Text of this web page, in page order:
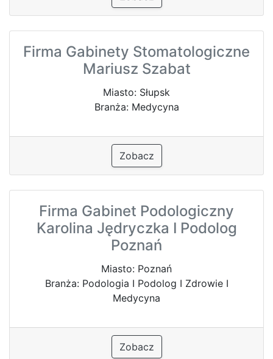
Firma Gabinety Stomatologiczne
Mariusz Szabat
Miasto: Słupsk
Branża: Medycyna
Zobacz
Firma Gabinet Podologiczny
Karolina Jędryczka I Podolog
Poznań
Miasto: Poznań
Branża: Podologia I Podolog I Zdrowie I
Medycyna
Zobacz